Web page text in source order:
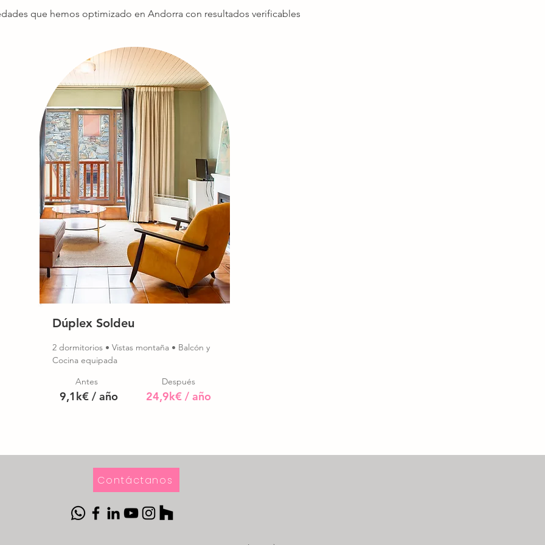
que hemos optimizado en Andorra con resultados verificables
Dúplex Soldeu
2 dormitorios • Vistas montaña • Balcón y
Cocina equipada
Antes
9,1k€ / año
Después
24,9k€ / año
Contáctanos